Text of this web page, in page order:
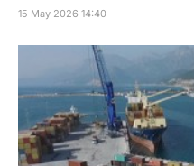
15 May 2026 14:40